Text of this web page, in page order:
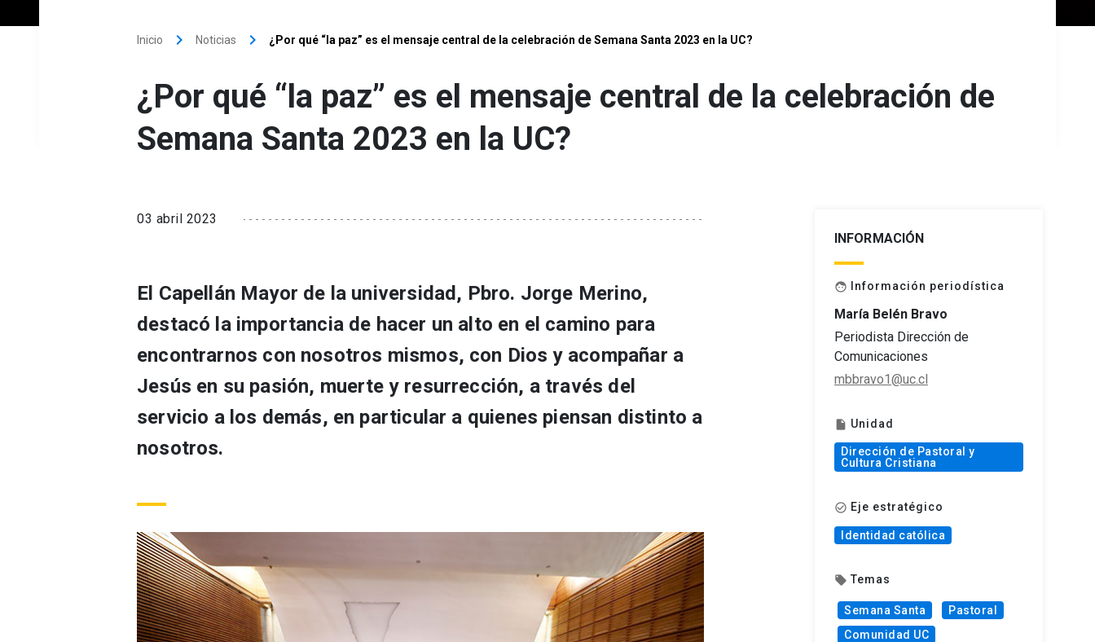
Inicio keyboard_arrow_right Noticias keyboard_arrow_right ¿Por qué “la paz” es el mensaje central de la celebración de Semana Santa 2023 en la UC?
¿Por qué “la paz” es el mensaje central de la celebración de
Semana Santa 2023 en la UC?
03 abril 2023
El Capellán Mayor de la universidad, Pbro. Jorge Merino,
destacó la importancia de hacer un alto en el camino para
encontrarnos con nosotros mismos, con Dios y acompañar a
Jesús en su pasión, muerte y resurrección, a través del
servicio a los demás, en particular a quienes piensan distinto a
nosotros.
INFORMACIÓN
face Información periodística
María Belén Bravo
Periodista Dirección de
Comunicaciones
mbbravo1@uc.cl
insert_drive_file Unidad
Dirección de Pastoral y
Cultura Cristiana
check_circle_outline Eje estratégico
Identidad católica
local_offer Temas
Semana Santa
Pastoral
Comunidad UC